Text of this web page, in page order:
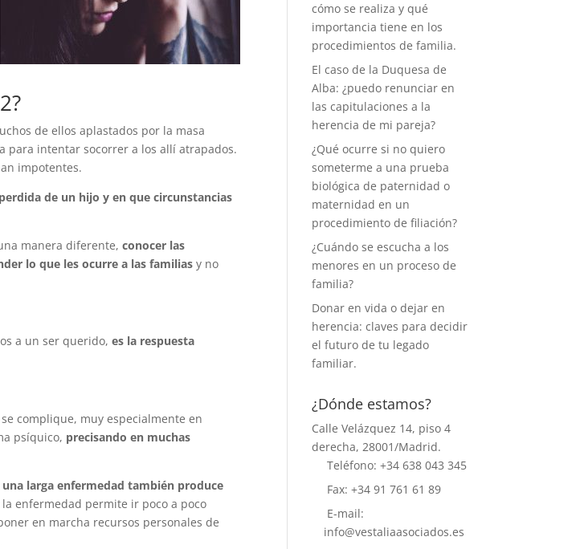
de ellos aplastados por la masa
para intentar socorrer a los allí atrapados.
impotentes.
de un hijo y en que circunstancias
manera diferente,conocer las
lo que les ocurre a las familias y no
a un ser querido,es la respuesta
complique, muy especialmente en
psíquico, precisando en muchas
larga enfermedad también produce
la enfermedad permite ir poco a poco
en marcha recursos personales de
cómo se realiza y qué
importancia tiene en los
procedimientos de familia.
El caso de la Duquesa de
Alba: ¿puedo renunciar en
las capitulaciones a la
herencia de mi pareja?
¿Qué ocurre si no quiero
someterme a una prueba
biológica de paternidad o
maternidad en un
procedimiento de filiación?
¿Cuándo se escucha a los
menores en un proceso de
familia?
Donar en vida o dejar en
herencia: claves para decidir
el futuro de tu legado
familiar.
¿Dónde estamos?
Calle Velázquez 14, piso 4
derecha, 28001/Madrid.
Teléfono: +34 638 043 345
Fax: +34 91 761 61 89
E-mail:
info@vestaliaasociados.es